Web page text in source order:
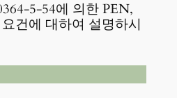
5-54에 의한 PEN,
건에 대하여 설명하시